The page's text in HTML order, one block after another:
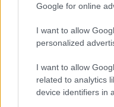
Google for online
I want to allow
personalized
I want to allow
related to analytics
device identifiers in
Lakossági áram ára,